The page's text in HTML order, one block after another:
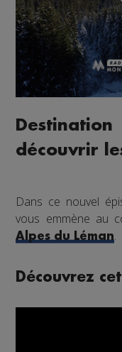
découvrir
Dans ce nouvel
vous emmène au
Alpes du Léman.
Découvrez